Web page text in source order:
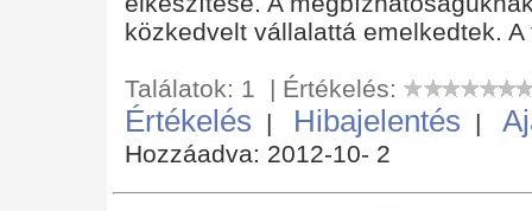
közkedvelt vállalattá emelkedtek. A
Találatok: 1 | Értékelés:
Értékelés | Hibajelentés |
Hozzáadva: 2012-10- 2